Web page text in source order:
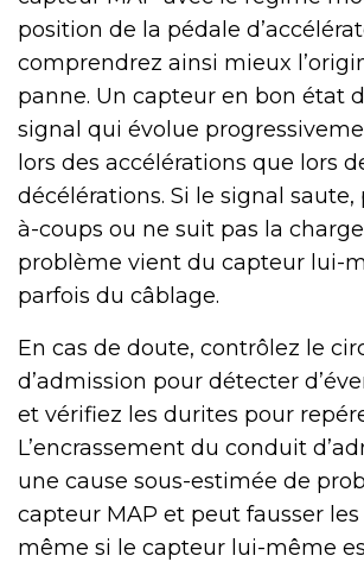
position de la pédale
comprendrez ainsi mieux
panne. Un capteur en bon état
signal qui évolue
lors des accélérations que lors
décélérations. Si le signal saute,
à-coups ou ne suit pas la
problème vient du capteur lui-
parfois du câblage.
En cas de doute, contrôlez le
d’admission pour détecter
et vérifiez les durites pour
L’encrassement du conduit
une cause sous-estimée de
capteur MAP et peut fausser les
même si le capteur lui-même